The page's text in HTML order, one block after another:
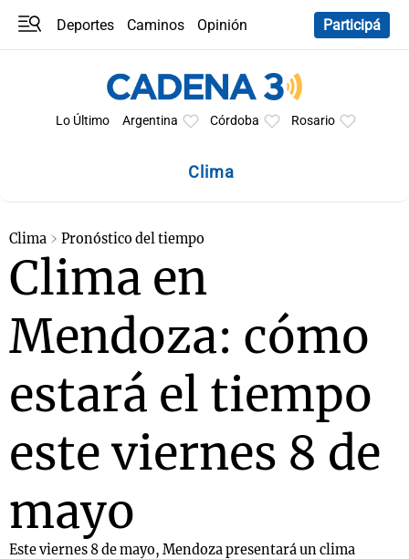
Deportes Caminos
Opinión
Participá
Lo Último Argentina Córdoba Rosario
Clima
Clima Pronóstico del tiempo
Clima en
Mendoza: cómo
estará el tiempo
este viernes 8 de
mayo
Este viernes 8 de mayo, Mendoza presentará un clima